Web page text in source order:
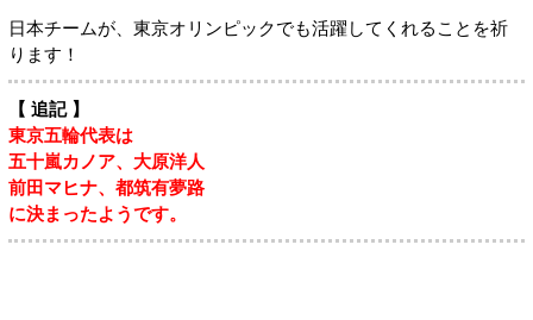
日本チームが、東京オリンピックでも活躍してくれることを祈
ります！
【 追記 】
東京五輪代表は
五十嵐カノア、大原洋人
前田マヒナ、都筑有夢路
に決まったようです。